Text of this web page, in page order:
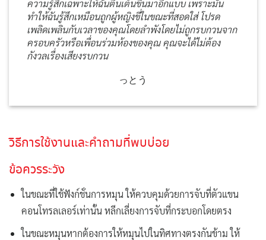
ความรู้สึกเฉพาะให้ฉันตื่นเต้นขึ้นมาอีกแบบ เพราะมัน
ทำให้ฉันรู้สึกเหมือนถูกผู้หญิงขี่ในขณะที่สอดใส่ โปรด
เพลิดเพลินกับเวลาของคุณโดยลำพังโดยไม่ถูกรบกวนจาก
ครอบครัวหรือเพื่อนร่วมห้องของคุณ คุณจะได้ไม่ต้อง
กังวลเรื่องเสียงรบกวน
っとう
วิธีการใช้งานและคำถามที่พบบ่อย
ข้อควรระวัง
ในขณะที่ใช้ฟังก์ชั่นการหมุน ให้ควบคุมด้วยการจับที่ตัวแขน
คอนโทรลเลอร์เท่านั้น หลีกเลี่ยงการจับที่กระบอกโดยตรง
ในขณะหมุนหากต้องการให้หมุนไปในทิศทางตรงกันข้าม ให้